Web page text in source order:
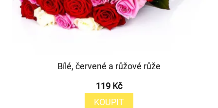
Bílé, červené a růžové růže
119 Kč
KOUPIT